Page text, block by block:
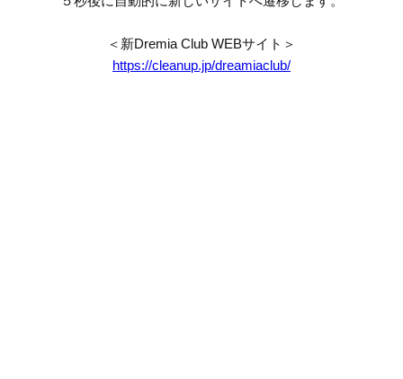
＜新Dremia Club WEBサイト＞
https://cleanup.jp/dreamiaclub/